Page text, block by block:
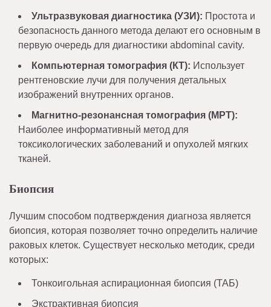
Ультразвуковая диагностика (УЗИ): Простота и
безопасность данного метода делают его основным в
первую очередь для диагностики abdominal cavity.
Компьютерная томография (КТ): Использует
рентгеновские лучи для получения детальных
изображений внутренних органов.
Магнитно-резонансная томография (МРТ):
Наиболее информативный метод для
токсикологических заболеваний и опухолей мягких
тканей.
Биопсия
Лучшим способом подтверждения диагноза является
биопсия, которая позволяет точно определить наличие
раковых клеток. Существует несколько методик, среди
которых:
Тонкоигольная аспирационная биопсия (ТАБ)
Экстрактивная биопсия